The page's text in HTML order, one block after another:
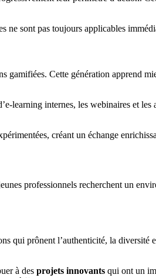
ne sont pas toujours applicables
Cette génération apprend
learning internes, les webinaires et les
créant un échange
professionnels recherchent un
qui prônent l’authenticité, la diversité
à des projets innovants qui ont un